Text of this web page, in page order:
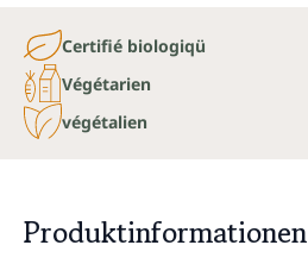
Certifié biologiqü
Végétarien
végétalien
Produktinformationen